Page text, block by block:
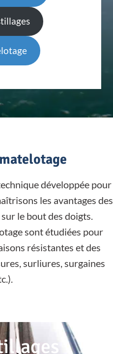
développée pour
les avantages des
le bout des doigts.
sont étudiées pour
résistantes et des
surliures, surgaines